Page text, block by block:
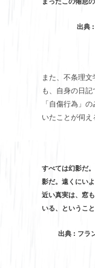
出典 :
また、不条理
も、自身の日
「自傷行為」
いたことが伺え
すべては幻影だ
影だ。遠くにい
近い真実は、窓
いる、というこ
出典 : フラ